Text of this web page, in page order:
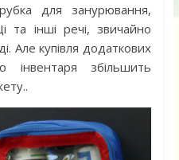
для занурювання,
та інші речі, звичайно
Але купівля додаткових
інвентаря збільшить